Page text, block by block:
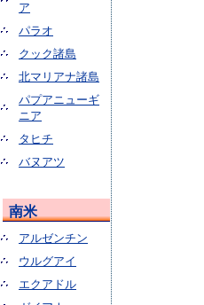
ア
パラオ
クック諸島
北マリアナ諸島
パプアニューギ
ニア
タヒチ
バヌアツ
南米
アルゼンチン
ウルグアイ
エクアドル